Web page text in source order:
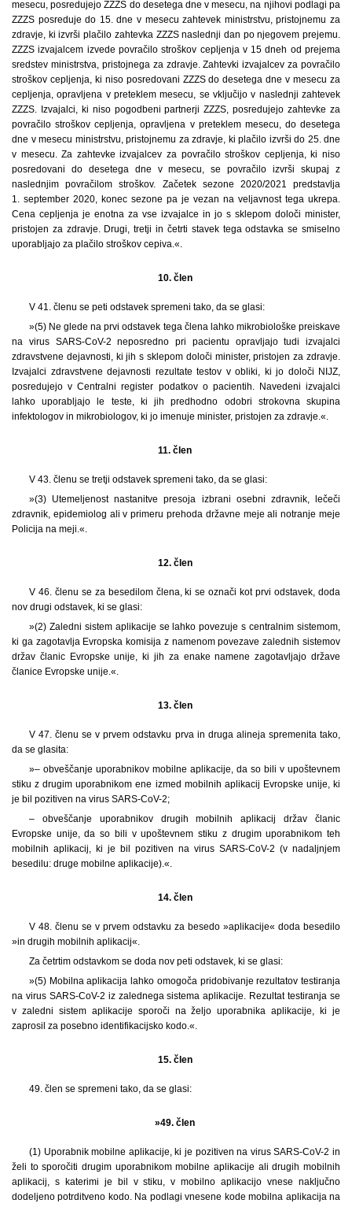
mesecu, posredujejo ZZZS do desetega dne v mesecu, na njihovi podlagi pa
ZZZS posreduje do 15. dne v mesecu zahtevek ministrstvu, pristojnemu za
zdravje, ki izvrši plačilo zahtevka ZZZS naslednji dan po njegovem prejemu.
ZZZS izvajalcem izvede povračilo stroškov cepljenja v 15 dneh od prejema
sredstev ministrstva, pristojnega za zdravje. Zahtevki izvajalcev za povračilo
stroškov cepljenja, ki niso posredovani ZZZS do desetega dne v mesecu za
cepljenja, opravljena v preteklem mesecu, se vključijo v naslednji zahtevek
ZZZS. Izvajalci, ki niso pogodbeni partnerji ZZZS, posredujejo zahtevke za
povračilo stroškov cepljenja, opravljena v preteklem mesecu, do desetega
dne v mesecu ministrstvu, pristojnemu za zdravje, ki plačilo izvrši do 25. dne
v mesecu. Za zahtevke izvajalcev za povračilo stroškov cepljenja, ki niso
posredovani do desetega dne v mesecu, se povračilo izvrši skupaj z
naslednjim povračilom stroškov. Začetek sezone 2020/2021 predstavlja
1. september 2020, konec sezone pa je vezan na veljavnost tega ukrepa.
Cena cepljenja je enotna za vse izvajalce in jo s sklepom določi minister,
pristojen za zdravje. Drugi, tretji in četrti stavek tega odstavka se smiselno
uporabljajo za plačilo stroškov cepiva.«.
10. člen
V 41. členu se peti odstavek spremeni tako, da se glasi:
»(5) Ne glede na prvi odstavek tega člena lahko mikrobiološke preiskave
na virus SARS-CoV-2 neposredno pri pacientu opravljajo tudi izvajalci
zdravstvene dejavnosti, ki jih s sklepom določi minister, pristojen za zdravje.
Izvajalci zdravstvene dejavnosti rezultate testov v obliki, ki jo določi NIJZ,
posredujejo v Centralni register podatkov o pacientih. Navedeni izvajalci
lahko uporabljajo le teste, ki jih predhodno odobri strokovna skupina
infektologov in mikrobiologov, ki jo imenuje minister, pristojen za zdravje.«.
11. člen
V 43. členu se tretji odstavek spremeni tako, da se glasi:
»(3) Utemeljenost nastanitve presoja izbrani osebni zdravnik, lečeči
zdravnik, epidemiolog ali v primeru prehoda državne meje ali notranje meje
Policija na meji.«.
12. člen
V 46. členu se za besedilom člena, ki se označi kot prvi odstavek, doda
nov drugi odstavek, ki se glasi:
»(2) Zaledni sistem aplikacije se lahko povezuje s centralnim sistemom,
ki ga zagotavlja Evropska komisija z namenom povezave zalednih sistemov
držav članic Evropske unije, ki jih za enake namene zagotavljajo države
članice Evropske unije.«.
13. člen
V 47. členu se v prvem odstavku prva in druga alineja spremenita tako,
da se glasita:
»– obveščanje uporabnikov mobilne aplikacije, da so bili v upoštevnem
stiku z drugim uporabnikom ene izmed mobilnih aplikacij Evropske unije, ki
je bil pozitiven na virus SARS-CoV-2;
– obveščanje uporabnikov drugih mobilnih aplikacij držav članic
Evropske unije, da so bili v upoštevnem stiku z drugim uporabnikom teh
mobilnih aplikacij, ki je bil pozitiven na virus SARS-CoV-2 (v nadaljnjem
besedilu: druge mobilne aplikacije).«.
14. člen
V 48. členu se v prvem odstavku za besedo »aplikacije« doda besedilo
»in drugih mobilnih aplikacij«.
Za četrtim odstavkom se doda nov peti odstavek, ki se glasi:
»(5) Mobilna aplikacija lahko omogoča pridobivanje rezultatov testiranja
na virus SARS-CoV-2 iz zalednega sistema aplikacije. Rezultat testiranja se
v zaledni sistem aplikacije sporoči na željo uporabnika aplikacije, ki je
zaprosil za posebno identifikacijsko kodo.«.
15. člen
49. člen se spremeni tako, da se glasi:
»49. člen
(1) Uporabnik mobilne aplikacije, ki je pozitiven na virus SARS-CoV-2 in
želi to sporočiti drugim uporabnikom mobilne aplikacije ali drugih mobilnih
aplikacij, s katerimi je bil v stiku, v mobilno aplikacijo vnese naključno
dodeljeno potrditveno kodo. Na podlagi vnesene kode mobilna aplikacija na